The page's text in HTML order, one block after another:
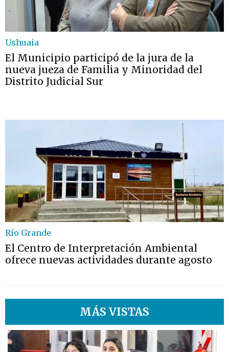
Ushuaia
El Municipio participó de la jura de la
nueva jueza de Familia y Minoridad del
Distrito Judicial Sur
Río Grande
El Centro de Interpretación Ambiental
ofrece nuevas actividades durante agosto
MÁS VISTAS
1